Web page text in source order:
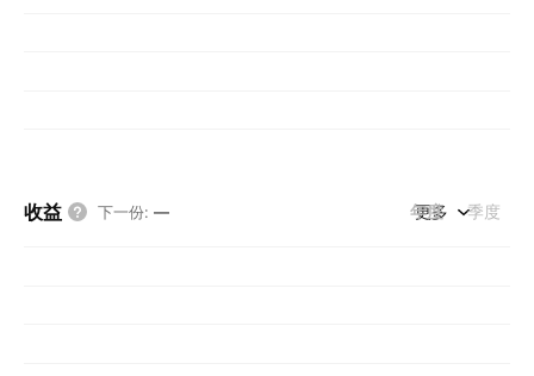
收益 下一份: — 年度 季度
更多